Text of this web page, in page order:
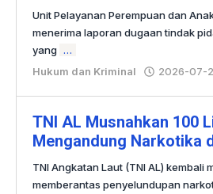
Unit Pelayanan Perempuan dan
menerima laporan dugaan tindak
yang …
Hukum dan Kriminal
2026-07-
TNI AL Musnahkan 100
Mengandung Narkotika
TNI Angkatan Laut (TNI AL)
memberantas penyelundupan